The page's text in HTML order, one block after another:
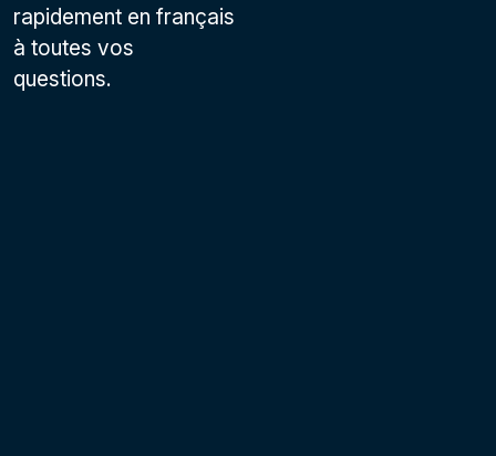
rapidement en français
à toutes vos
questions.